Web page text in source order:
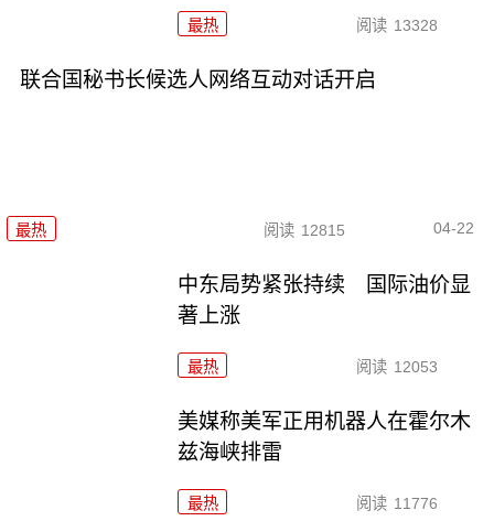
最热 阅读 13328
联合国秘书长候选人网络互动对话开启
最热 阅读 12815 04-22
中东局势紧张持续 国际油价显
著上涨
最热 阅读 12053
美媒称美军正用机器人在霍尔木
兹海峡排雷
最热 阅读 11776